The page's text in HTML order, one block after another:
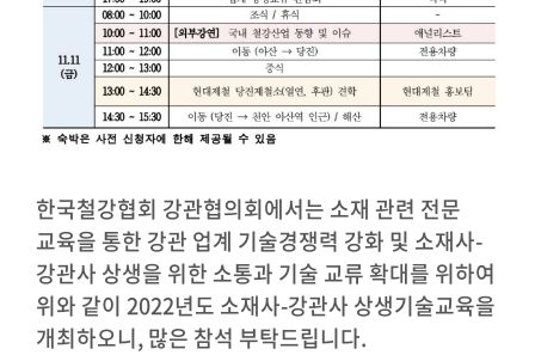
한국철강협회 강관협의회에서는 소재 관련 전문
교육을 통한 강관 업계 기술경쟁력 강화 및 소재사-
강관사 상생을 위한 소통과 기술 교류 확대를 위하여
위와 같이 2022년도 소재사-강관사 상생기술교육을
개최하오니, 많은 참석 부탁드립니다.